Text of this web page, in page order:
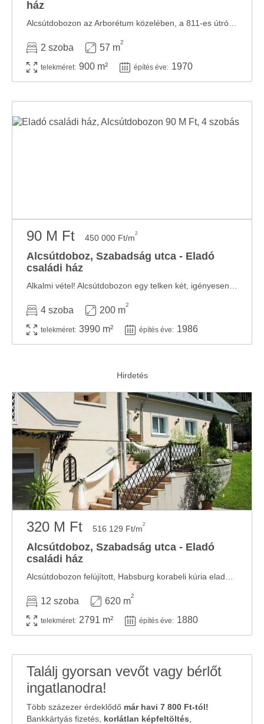
ház
2 szoba 57 m
2
telekméret: 900 m² építés éve: 1970
90 M Ft 450 000 Ft/m2
Alcsútdoboz, Szabadság utca - Eladó
családi ház
4 szoba 200 m
2
telekméret: 3990 m² építés éve: 1986
320 M Ft 516 129 Ft/m2
Alcsútdoboz, Szabadság utca - Eladó
családi ház
12 szoba 620 m
2
telekméret: 2791 m² építés éve: 1880
Találj gyorsan vevőt vagy bérlőt
ingatlanodra!
Több százezer érdeklődő már havi 7 800 Ft-tól!
Bankkártyás fizetés, korlátlan képfeltöltés